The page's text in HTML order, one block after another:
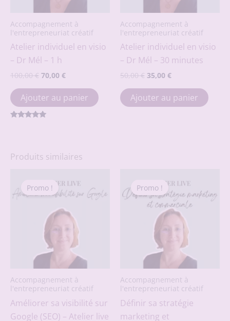
Accompagnement à
l'entrepreneuriat créatif
Atelier individuel en visio
– Dr Mél – 1 h
100,00€ Le
était :
100,00 €.
70,00 €Le
actuel
est :
Ajouter au panier
Accompagnement à
l'entrepreneuriat créatif
Atelier individuel en visio
– Dr Mél – 30 minutes
50,00€ Le
initial
était :
35,00 €Le
actuel
est :
Ajouter au panier
Produits similaires
Promo !
Promo !
Accompagnement à
l'entrepreneuriat créatif
Améliorer sa visibilité sur
Google (SEO) – Atelier live
Promo !
Promo !
Accompagnement à
l'entrepreneuriat créatif
Définir sa stratégie
marketing et